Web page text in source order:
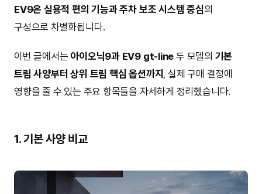
EV9은 실용적 편의 기능과 주차 보조 시스템 중심의
구성으로 차별화됩니다.
이번 글에서는 아이오닉9과 EV9 gt-line 두 모델의 기본
트림 사양부터 상위 트림 핵심 옵션까지 , 실제 구매 결정에
영향을 줄 수 있는 주요 항목들을 자세하게 정리했습니다.
1. 기본 사양 비교